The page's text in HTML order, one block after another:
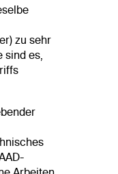
zu sehr
es,